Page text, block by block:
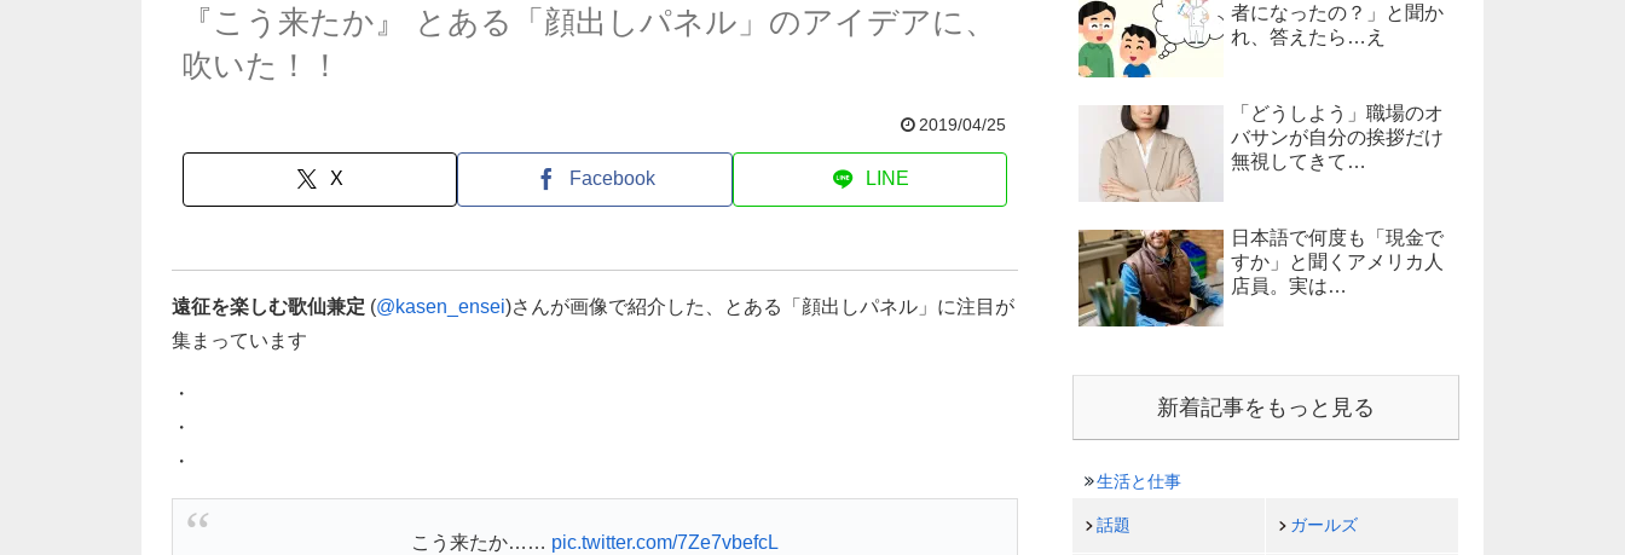
『こう来たか』 とある「顔出しパネル」のアイデアに、
吹いた！！
2019/04/25
X Facebook LINE
遠征を楽しむ歌仙兼定 (@kasen_ensei)さんが画像で紹介した、とある「顔出しパネル」に注目が
集まっています
・
・
・
こう来たか…… pic.twitter.com/7Ze7vbefcL
者になったの？」と聞か
れ、答えたら…え
「どうしよう」職場のオ
バサンが自分の挨拶だけ
無視してきて…
日本語で何度も「現金で
すか」と聞くアメリカ人
店員。実は…
新着記事をもっと見る
生活と仕事
話題 ガールズ